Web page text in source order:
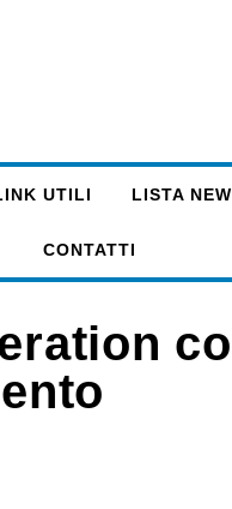
UTILI LISTA
CONTATTI